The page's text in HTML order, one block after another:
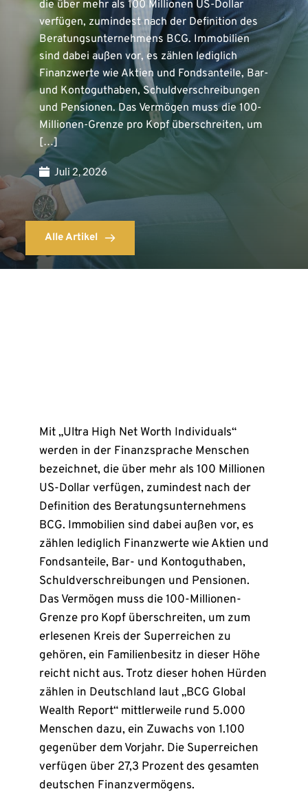
die über mehr als 100 Millionen US-Dollar
verfügen, zumindest nach der Definition des
Beratungsunternehmens BCG. Immobilien
sind dabei außen vor, es zählen lediglich
Finanzwerte wie Aktien und Fondsanteile, Bar-
und Kontoguthaben, Schuldverschreibungen
und Pensionen. Das Vermögen muss die 100-
Millionen-Grenze pro Kopf überschreiten, um
[…]
Juli 2, 2026
Alle Artikel
Mit „Ultra High Net Worth Individuals“
werden in der Finanzsprache Menschen
bezeichnet, die über mehr als 100 Millionen
US-Dollar verfügen, zumindest nach der
Definition des Beratungsunternehmens
BCG. Immobilien sind dabei außen vor, es
zählen lediglich Finanzwerte wie Aktien und
Fondsanteile, Bar- und Kontoguthaben,
Schuldverschreibungen und Pensionen.
Das Vermögen muss die 100-Millionen-
Grenze pro Kopf überschreiten, um zum
erlesenen Kreis der Superreichen zu
gehören, ein Familienbesitz in dieser Höhe
reicht nicht aus. Trotz dieser hohen Hürden
zählen in Deutschland laut „BCG Global
Wealth Report“ mittlerweile rund 5.000
Menschen dazu, ein Zuwachs von 1.100
gegenüber dem Vorjahr. Die Superreichen
verfügen über 27,3 Prozent des gesamten
deutschen Finanzvermögens.